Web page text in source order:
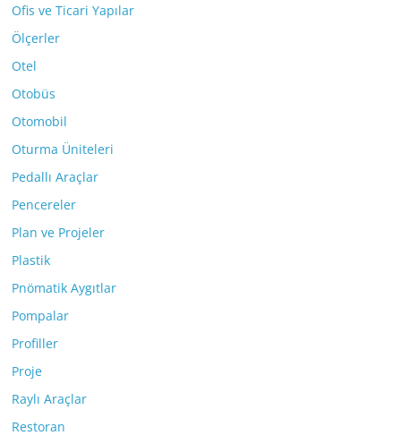
Ofis ve Ticari Yapılar
Ölçerler
Otel
Otobüs
Otomobil
Oturma Üniteleri
Pedallı Araçlar
Pencereler
Plan ve Projeler
Plastik
Pnömatik Aygıtlar
Pompalar
Profiller
Proje
Raylı Araçlar
Restoran